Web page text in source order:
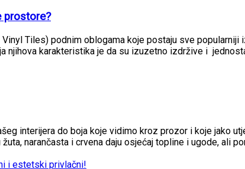
prostore?
Tiles) podnim oblogama koje postaju sve
njihova karakteristika je da su izuzetno izdržive i
interijera do boja koje vidimo kroz prozor i koje jako
narančasta i crvena daju osjećaj topline i ugode, ali